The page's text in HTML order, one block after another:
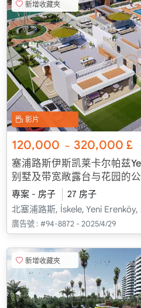
新增收藏夾
影片
120,000 ~ 320,000£
塞浦路斯伊斯凯莱卡尔帕兹
别墅及带宽敞露台与花园的
專案 - 房子
27 房子
北塞浦路斯, İskele, Yeni
廣告號 : #94-8872 - 2025/4/29
新增收藏夾